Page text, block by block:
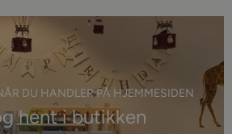
DU HANDLER PÅ HJEMMESIDEN
hent i butikken